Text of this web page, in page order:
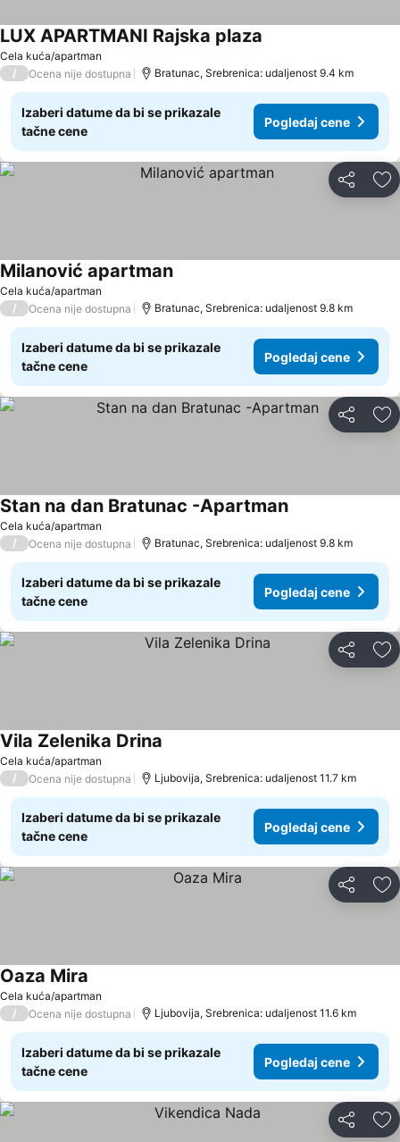
Cela kuća/apartman
LUX APARTMANI Rajska plaza
/ Ocena nije dostupna Bratunac, Srebrenica: udaljenost 9.4 km
Izaberi datume da bi se prikazale
tačne cene
Pogledaj cene
Deli
Cela kuća/apartman
Milanović apartman
/ Ocena nije dostupna Bratunac, Srebrenica: udaljenost 9.8 km
Izaberi datume da bi se prikazale
tačne cene
Pogledaj cene
Deli
Cela kuća/apartman
Stan na dan Bratunac -Apartman
/ Ocena nije dostupna Bratunac, Srebrenica: udaljenost 9.8 km
Izaberi datume da bi se prikazale
tačne cene
Pogledaj cene
Deli
Cela kuća/apartman
Vila Zelenika Drina
/ Ocena nije dostupna Ljubovija, Srebrenica: udaljenost 11.7 km
Izaberi datume da bi se prikazale
tačne cene
Pogledaj cene
Deli
Cela kuća/apartman
Oaza Mira
/ Ocena nije dostupna Ljubovija, Srebrenica: udaljenost 11.6 km
Izaberi datume da bi se prikazale
tačne cene
Pogledaj cene
Deli